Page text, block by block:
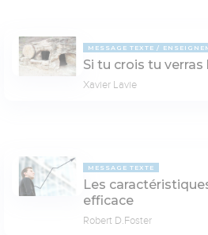
MESSAGE TEXTE
Si tu crois tu
Xavier Lavie
MESSAGE TEXTE
Les
efficace
Robert D.Foster